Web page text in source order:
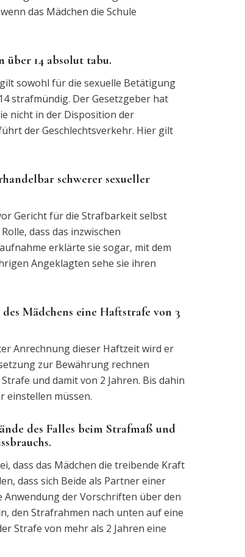
das Mädchen die Schule
über 14 absolut tabu.
sowohl für die sexuelle Betätigung
strafmündig. Der Gesetzgeber hat
nicht in der Disposition der
der Geschlechtsverkehr. Hier gilt
schwerer sexueller
Gericht für die Strafbarkeit selbst
dass das inzwischen
erklärte sie sogar, mit dem
Angeklagten sehe sie ihren
Mädchens eine Haftstrafe von 3
Anrechnung dieser Haftzeit wird er
zur Bewährung rechnen
und damit von 2 Jahren. Bis dahin
einstellen müssen.
des Falles beim Strafmaß und
dass das Mädchen die treibende Kraft
dass sich Beide als Partner einer
Anwendung der Vorschriften über den
den Strafrahmen nach unten auf eine
Strafe von mehr als 2 Jahren eine